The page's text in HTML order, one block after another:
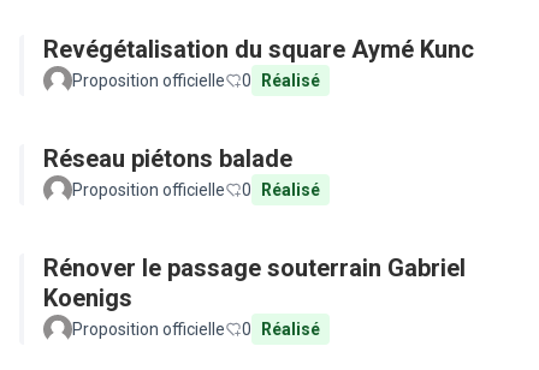
Revégétalisation du square Aymé Kunc
Proposition officielle 0 Réalisé
Réseau piétons balade
Proposition officielle 0 Réalisé
Rénover le passage souterrain Gabriel
Koenigs
Proposition officielle 0 Réalisé